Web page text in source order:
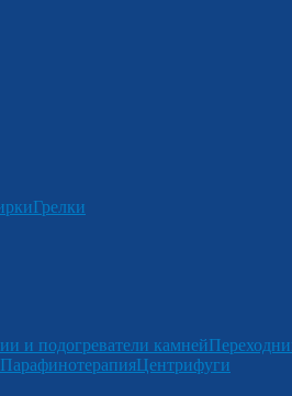
Грелки
и подогреватели камней
ПарафинотерапияЦентрифуги